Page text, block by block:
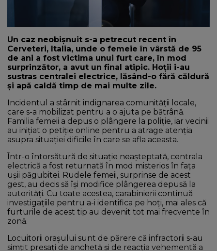
Un caz neobișnuit s-a petrecut recent în
Cerveteri, Italia, unde o femeie în vârstă de 95
de ani a fost victima unui furt care, în mod
surprinzător, a avut un final atipic. Hoții i-au
sustras centralei electrice, lăsând-o fără căldură
și apă caldă timp de mai multe zile.
Incidentul a stârnit indignarea comunității locale,
care s-a mobilizat pentru a o ajuta pe bătrână.
Familia femeii a depus o plângere la poliție, iar vecinii
au inițiat o petiție online pentru a atrage atenția
asupra situației dificile în care se afla aceasta.
Într-o întorsătură de situație neașteptată, centrala
electrică a fost returnată în mod misterios în fața
ușii păgubitei. Rudele femeii, surprinse de acest
gest, au decis să își modifice plângerea depusă la
autorități. Cu toate acestea, carabinierii continuă
investigațiile pentru a-i identifica pe hoți, mai ales că
furturile de acest tip au devenit tot mai frecvente în
zonă.
Locuitorii orașului sunt de părere că infractorii s-au
simțit presați de anchetă și de reacția vehementă a